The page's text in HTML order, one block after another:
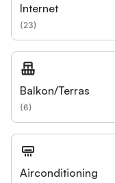
Internet
(23)
Balkon/Terras
(6)
Airconditioning